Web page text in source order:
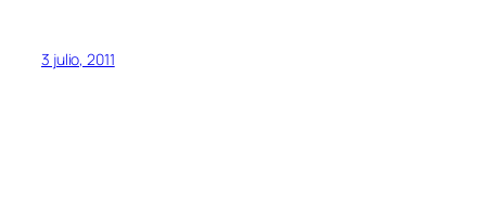
3 julio, 2011